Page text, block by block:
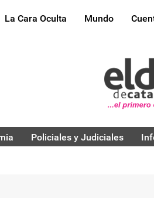
La Cara Oculta Mundo
Policiales y Judiciales